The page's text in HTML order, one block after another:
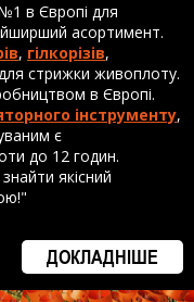
в Європі для
асортимент.
, гілкорізів,
стрижки живоплоту.
в Європі.
інструменту,
є
до 12 годин.
якісний
ДОКЛАДНІШЕ